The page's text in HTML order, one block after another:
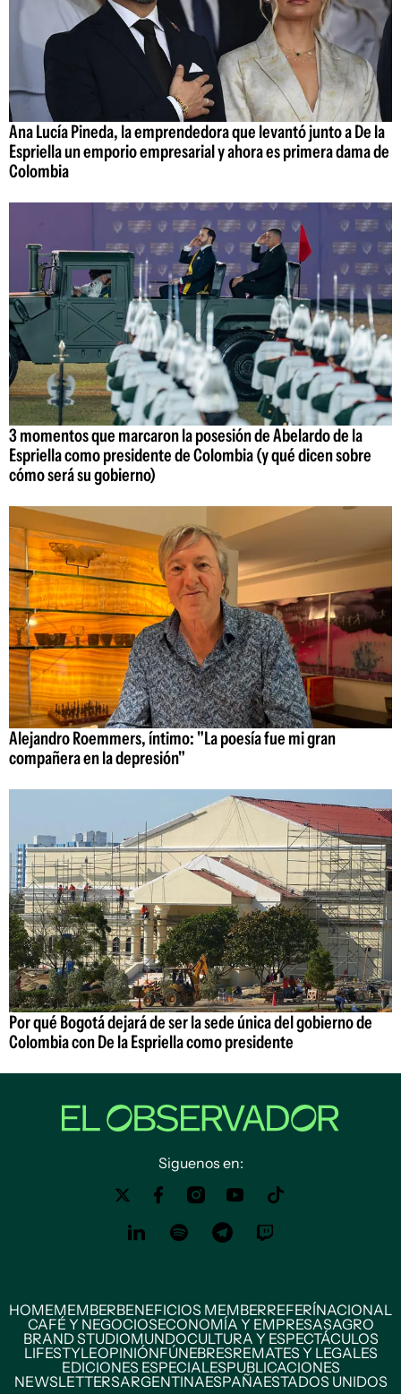
Ana Lucía Pineda, la emprendedora que levantó junto a De la
Espriella un emporio empresarial y ahora es primera dama de
Colombia
3 momentos que marcaron la posesión de Abelardo de la
Espriella como presidente de Colombia (y qué dicen sobre
cómo será su gobierno)
Alejandro Roemmers, íntimo: "La poesía fue mi gran
compañera en la depresión"
Por qué Bogotá dejará de ser la sede única del gobierno de
Colombia con De la Espriella como presidente
Siguenos en:
HOMEMEMBERBENEFICIOS MEMBERREFERÍNACIONAL
CAFÉ Y NEGOCIOSECONOMÍA Y EMPRESASAGRO
BRAND STUDIOMUNDOCULTURA Y ESPECTÁCULOS
LIFESTYLEOPINIÓNFÚNEBRESREMATES Y LEGALES
EDICIONES ESPECIALESPUBLICACIONES
NEWSLETTERSARGENTINAESPAÑAESTADOS UNIDOS